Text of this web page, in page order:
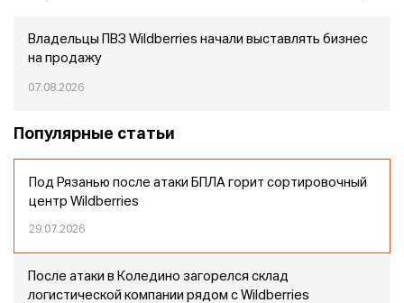
Владельцы ПВЗ Wildberries начали выставлять бизнес
на продажу
07.08.2026
Популярные статьи
Под Рязанью после атаки БПЛА горит сортировочный
центр Wildberries
29.07.2026
После атаки в Коледино загорелся склад
логистической компании рядом с Wildberries